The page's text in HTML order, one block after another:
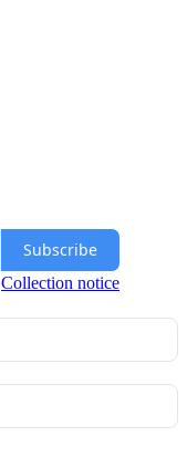
Subscribe
Collection notice